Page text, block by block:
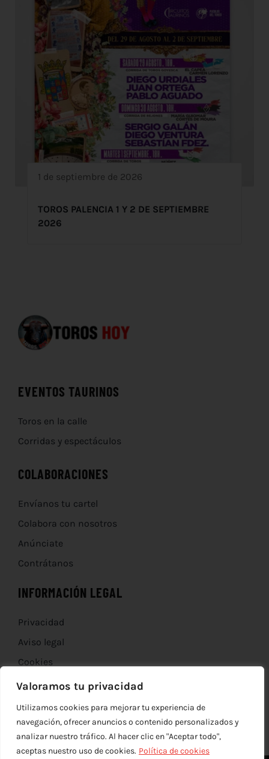
Valoramos tu privacidad
Utilizamos cookies para mejorar tu experiencia de
navegación, ofrecer anuncios o contenido personalizados y
analizar nuestro tráfico. Al hacer clic en "Aceptar todo",
aceptas nuestro uso de cookies. Política de cookies
1 de septiembre de 2026
TOROS PALENCIA 1 Y 2 DE SEPTIEMBRE
2026
EVENTOS TAURINOS
Toros en la calle
Corridas y espectáculos
COLABORACIONES
Envíanos tu cartel
Colabora con nosotros
Anúnciate
Contrátanos
INFORMACIÓN LEGAL
Privacidad
Aviso legal
Cookies
Devoluciones